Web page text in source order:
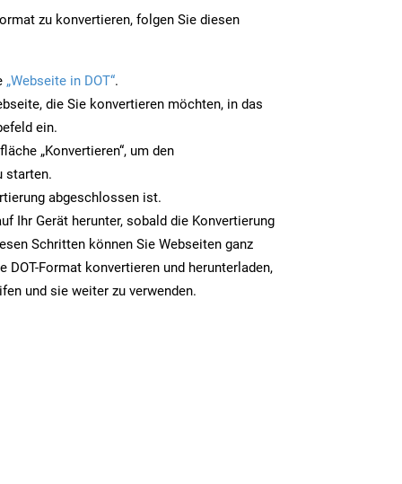
zu konvertieren, folgen Sie diesen
„Webseite in DOT“.
die Sie konvertieren möchten, in das
ein.
„Konvertieren“, um den
starten.
abgeschlossen ist.
Ihr Gerät herunter, sobald die Konvertierung
Schritten können Sie Webseiten ganz
DOT-Format konvertieren und herunterladen,
und sie weiter zu verwenden.